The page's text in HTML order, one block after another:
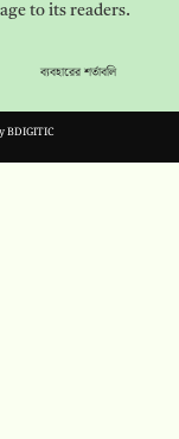
to its readers.
ব্যবহারের শর্তাবলি
BDIGITIC